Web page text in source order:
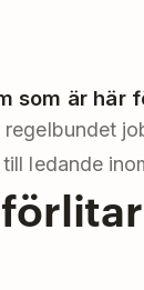
som är här
regelbundet
ledande